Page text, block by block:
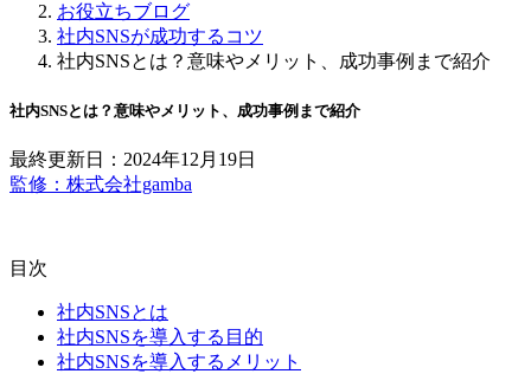
お役立ちブログ
社内SNSが成功するコツ
社内SNSとは？意味やメリット、成功事例まで紹介
社内SNSとは？意味やメリット、成功事例まで紹介
最終更新日：2024年12月19日
監修：株式会社gamba
目次
社内SNSとは
社内SNSを導入する目的
社内SNSを導入するメリット